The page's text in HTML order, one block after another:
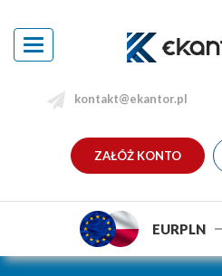
Toggle
navigation
kontakt@ekantor.pl
ZAŁÓŻ KONTO
EURPLN